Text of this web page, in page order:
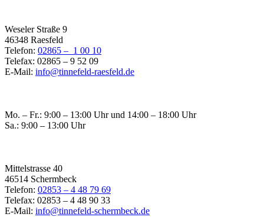
Weseler Straße 9
46348 Raesfeld
Telefon: 02865 – 1 00 10
Telefax: 02865 – 9 52 09
E-Mail: info@tinnefeld-raesfeld.de
Mo. – Fr.: 9:00 – 13:00 Uhr und 14:00 – 18:00 Uhr
Sa.: 9:00 – 13:00 Uhr
Mittelstrasse 40
46514 Schermbeck
Telefon: 02853 – 4 48 79 69
Telefax: 02853 – 4 48 90 33
E-Mail: info@tinnefeld-schermbeck.de